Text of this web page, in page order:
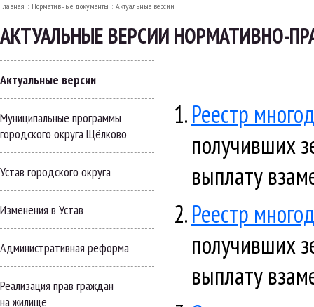
Главная Нормативные документы Актуальные версии
АКТУАЛЬНЫЕ ВЕРСИИ НОРМАТИВНО-
Актуальные версии
Муниципальные программы
городского округа Щёлково
Устав городского округа
Изменения в Устав
Административная реформа
Реализация прав граждан
на жилище
Реестр
получивших
выплату
Реестр
получивших
выплату